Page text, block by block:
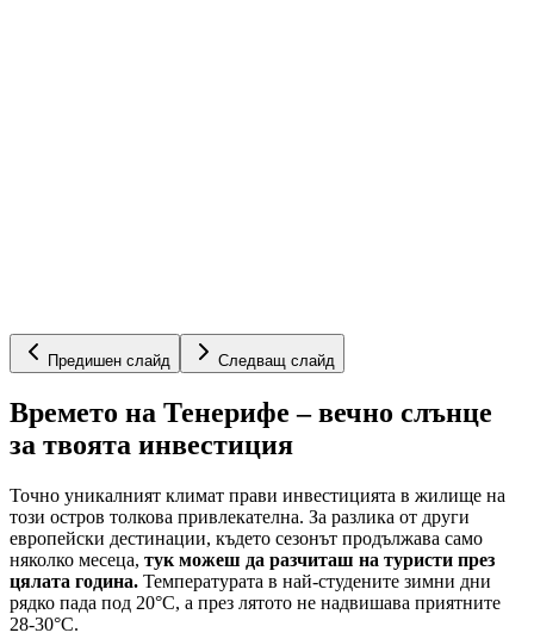
Предишен слайд Следващ слайд
Времето на Тенерифе – вечно слънце
за твоята инвестиция
Точно уникалният климат прави инвестицията в жилище на
този остров толкова привлекателна. За разлика от други
европейски дестинации, където сезонът продължава само
няколко месеца, тук можеш да разчиташ на туристи през
цялата година. Температурата в най-студените зимни дни
рядко пада под 20°C, а през лятото не надвишава приятните
28-30°C.